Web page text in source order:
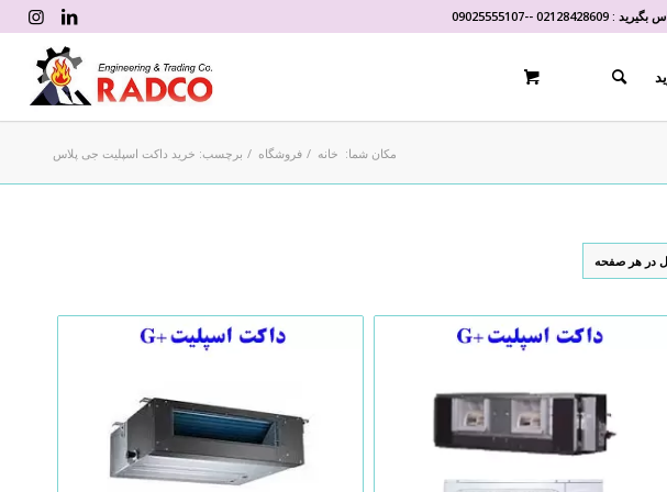
بگیرید : 02128428609
-
-
09025555107
مکان شما: خانه / فروشگاه / برچسب: خرید داکت اسپلیت جی پلاس